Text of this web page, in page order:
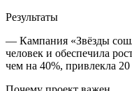
Результаты
— Кампания «Звёзды
человек и обеспечила
чем на 40%, привлекла